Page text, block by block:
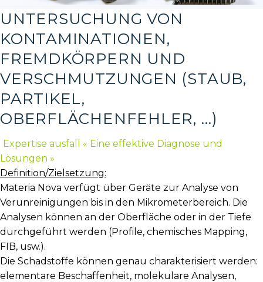
UNTERSUCHUNG VON
KONTAMINATIONEN,
FREMDKÖRPERN UND
VERSCHMUTZUNGEN (STAUB,
PARTIKEL,
OBERFLÄCHENFEHLER, …)
Expertise ausfall « Eine effektive Diagnose und
Lösungen »
Definition/Zielsetzung:
Materia Nova verfügt über Geräte zur Analyse von
Verunreinigungen bis in den Mikrometerbereich. Die
Analysen können an der Oberfläche oder in der Tiefe
durchgeführt werden (Profile, chemisches Mapping,
FIB, usw.).
Die Schadstoffe können genau charakterisiert werden:
elementare Beschaffenheit, molekulare Analysen,